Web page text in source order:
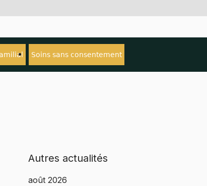
Soins sans consentement
Autres actualités
août 2026